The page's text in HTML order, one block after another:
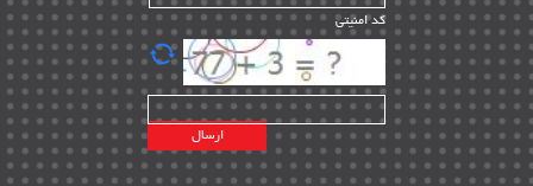
EPC | ۲۰
پیمانکاران بین المللی | ۸
اطلاعات انرژی کشورها | ۱۴
پروژه های خارجی | ۱۵
نقشه های نفت و گاز خارجی | ۱۰
کد امنیتی